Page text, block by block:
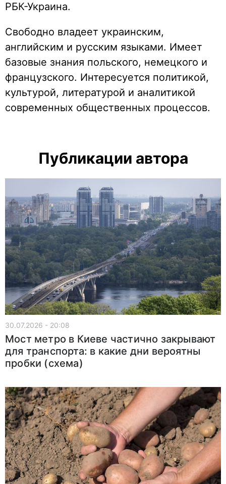
РБК-Украина.
Свободно владеет украинским,
английским и русским языками. Имеет
базовые знания польского, немецкого и
французского. Интересуется политикой,
культурой, литературой и аналитикой
современных общественных процессов.
Публикации автора
30.07.2026 - 20:08
Мост метро в Киеве частично закрывают
для транспорта: в какие дни вероятны
пробки (схема)